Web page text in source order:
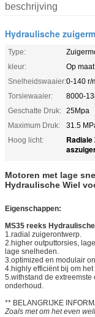
beschrijving
Hydraulische
Type:
kleur:
Op maat
Snelheidswaaier:0-140 r/
Torsiewaaier:
8000-
Geschatte Druk: 25Mpa
Maximum Druk:
31.5
Hoog licht:
Motoren met lage
Hydraulische Wiel
Eigenschappen:
MS35 reeks
1.radial zuigerontwerp.
2.higher outputtorsies,
lage snelheden.
3.optimized en modulair
4.highly efficiënt bij om
5.withstand de
onderhoud.
** BELANGRIJKE
Zoals met om het even